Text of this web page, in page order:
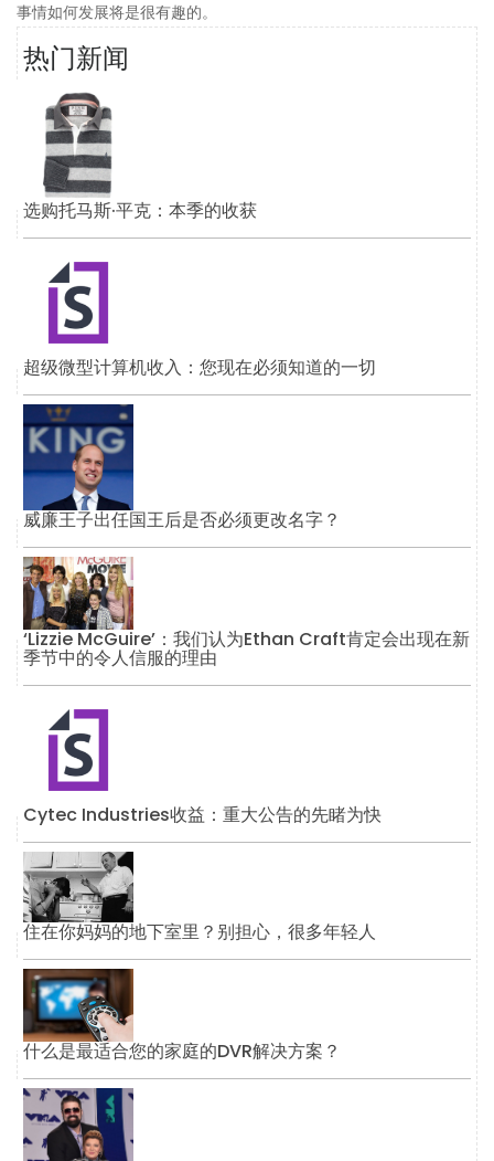
事情如何发展将是很有趣的。
热门新闻
选购托马斯·平克：本季的收获
超级微型计算机收入：您现在必须知道的一切
威廉王子出任国王后是否必须更改名字？
‘Lizzie McGuire’：我们认为Ethan Craft肯定会出现在新
季节中的令人信服的理由
Cytec Industries收益：重大公告的先睹为快
住在你妈妈的地下室里？别担心，很多年轻人
什么是最适合您的家庭的DVR解决方案？